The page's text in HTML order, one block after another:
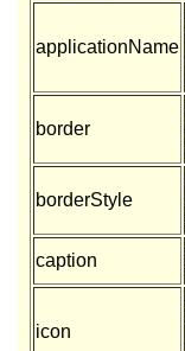
applicationName
border
borderStyle
caption
icon